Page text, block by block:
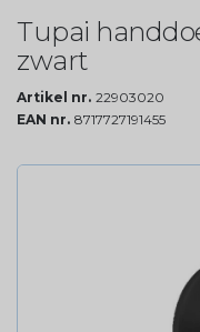
Tupai
zwart
Artikel nr. 22903020
EAN nr. 8717727191455